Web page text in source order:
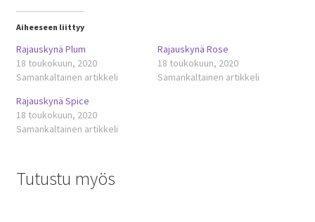
Aiheeseen liittyy
Rajauskynä Plum
18 toukokuun, 2020
Samankaltainen artikkeli
Rajauskynä Rose
18 toukokuun, 2020
Samankaltainen artikkeli
Rajauskynä Spice
18 toukokuun, 2020
Samankaltainen artikkeli
Tutustu myös